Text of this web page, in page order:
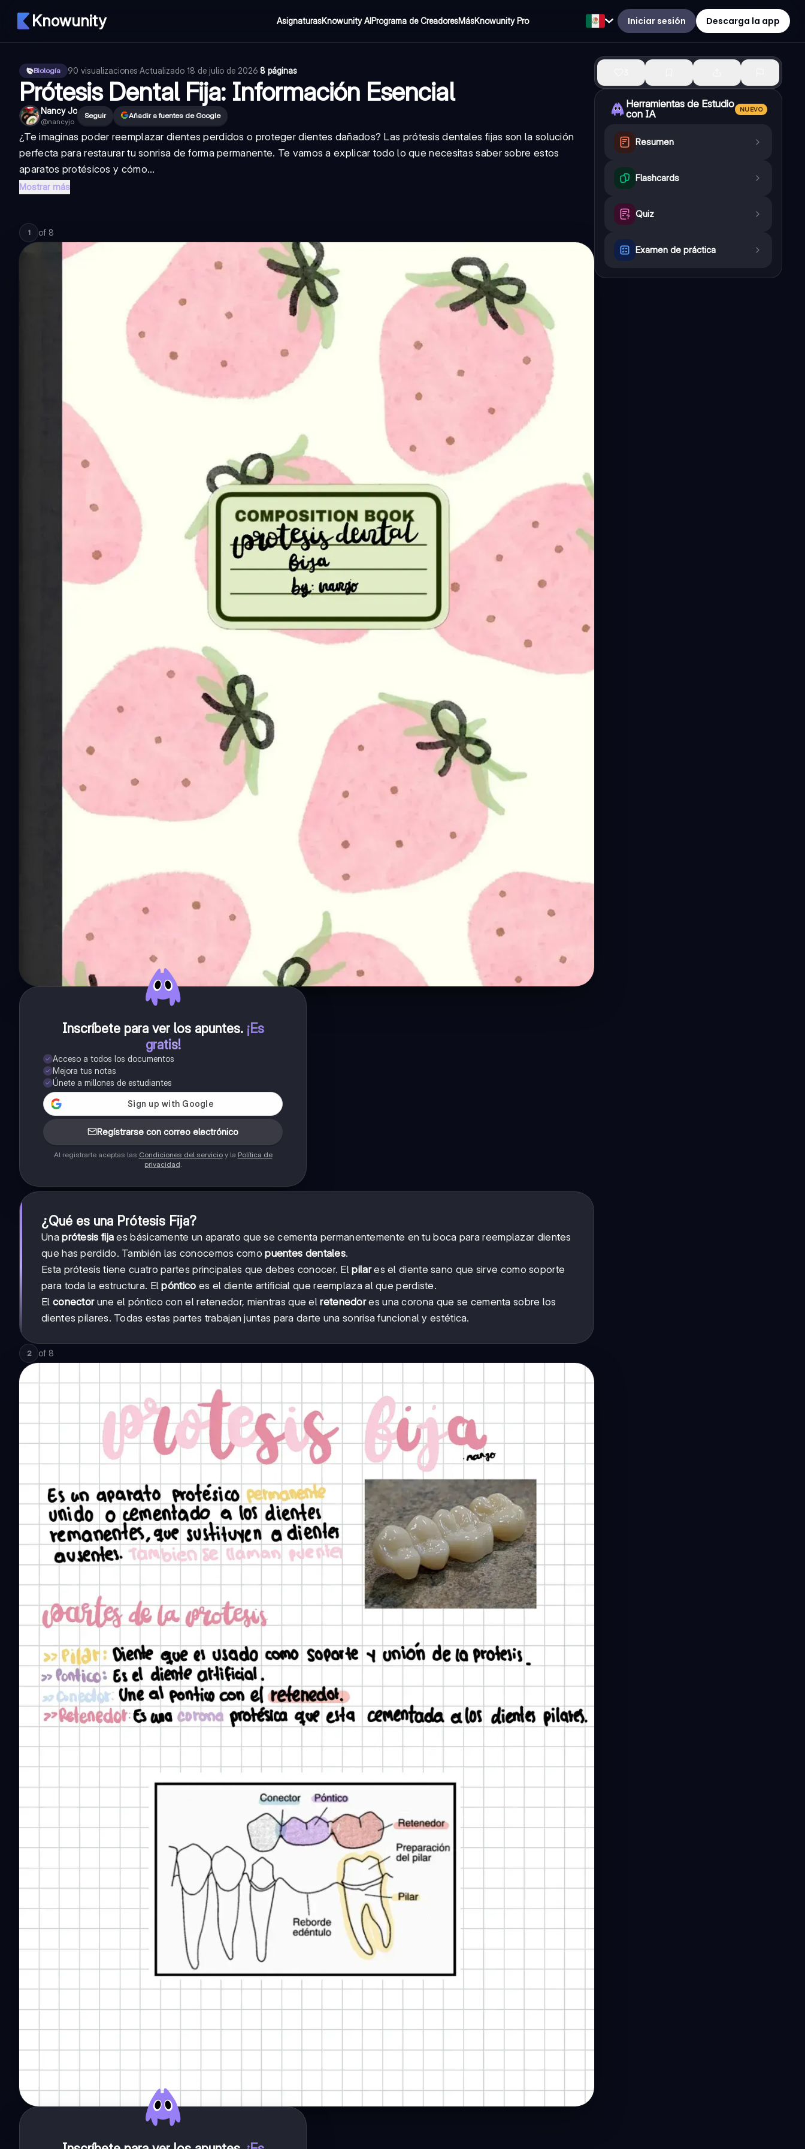
Knowunity AsignaturasKnowunity AIPrograma de CreadoresMásKnowunity Pro Iniciar sesión Descarga la app
Biología 90 visualizaciones·Actualizado 18 de julio de 2026·8 páginas
Prótesis Dental Fija: Información Esencial
Nancy Jo
@nancyjo
Seguir Añadir a fuentes de Google
¿Te imaginas poder reemplazar dientes perdidos o proteger dientes dañados? Las prótesis dentales fijas son la solución
perfecta para restaurar tu sonrisa de forma permanente. Te vamos a explicar todo lo que necesitas saber sobre estos
aparatos protésicos y cómo...
Mostrar más
1 of 8
Inscríbete para ver los apuntes. ¡Es
gratis!
Acceso a todos los documentos
Mejora tus notas
Únete a millones de estudiantes
Regístrarse con correo electrónico
Al registrarte aceptas las Condiciones del servicioy la Política de
privacidad
¿Qué es una Prótesis Fija?
Unaprótesis fija es básicamente un aparato que se cementa permanentemente en tu boca para reemplazar dientes
que has perdido. También las conocemos comopuentes dentales.
Esta prótesis tiene cuatro partes principales que debes conocer. Elpilares el diente sano que sirve como soporte
para toda la estructura. Elpóntico es el diente artificial que reemplaza al que perdiste.
El conectorune el póntico con el retenedor, mientras que elretenedores una corona que se cementa sobre los
dientes pilares. Todas estas partes trabajan juntas para darte una sonrisa funcional y estética.
2 of 8
Herramientas de Estudio
con IA
NUEVO
Resumen
Flashcards
Quiz
Examen de práctica